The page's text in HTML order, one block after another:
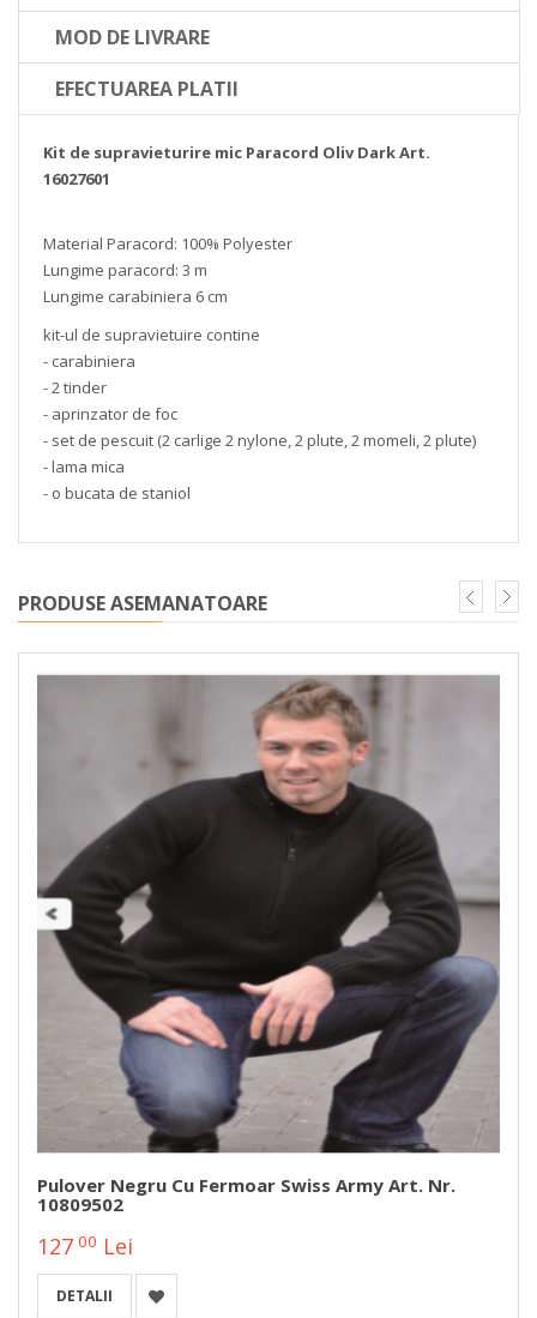
MOD DE LIVRARE
EFECTUAREA PLATII
Kit de supravieturire mic Paracord Oliv Dark Art.
16027601
Material Paracord: 100% Polyester
Lungime paracord: 3 m
Lungime carabiniera 6 cm
kit-ul de supravietuire contine
- carabiniera
- 2 tinder
- aprinzator de foc
- set de pescuit (2 carlige 2 nylone, 2 plute, 2 momeli, 2 plute)
- lama mica
- o bucata de staniol
PRODUSE ASEMANATOARE
Pulover Negru Cu Fermoar Swiss Army Art. Nr.
10809502
127 00 Lei
DETALII